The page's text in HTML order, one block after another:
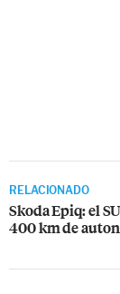
RELACIONADO
Skoda Epiq: el
400 km de